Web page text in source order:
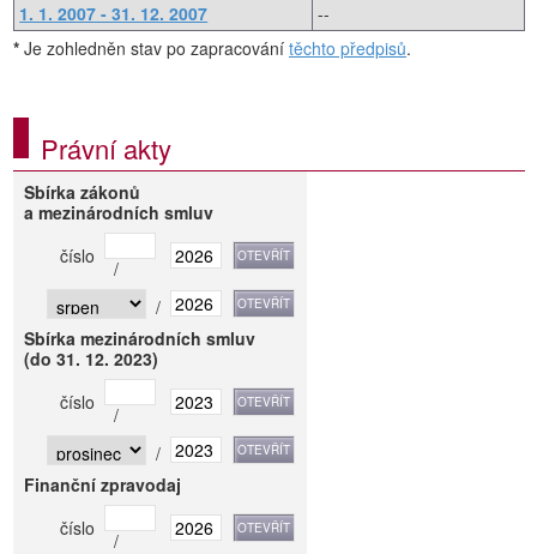
1. 1. 2007 - 31. 12. 2007
--
* Je zohledněn stav po zapracování těchto předpisů.
Právní akty
Sbírka zákonů
a mezinárodních smluv
číslo
/
/
Sbírka mezinárodních smluv
(do 31. 12. 2023)
číslo
/
/
Finanční zpravodaj
číslo
/